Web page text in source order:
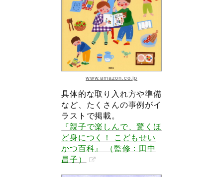
www.amazon.co.jp
具体的な取り入れ方や準備
など、たくさんの事例がイ
ラストで掲載。
『親子で楽しんで、驚くほ
ど身につく！ こどもせい
かつ百科』 （監修：田中
昌子）